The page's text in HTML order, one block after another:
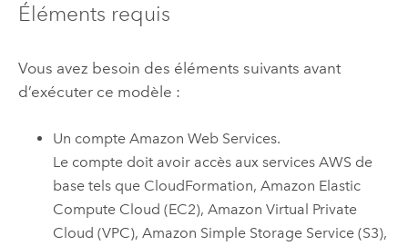
Éléments requis
Vous avez besoin des éléments suivants avant
d’exécuter ce modèle :
Un compteAmazon Web Services.
Le compte doit avoir accès aux servicesAWS de
base tels que CloudFormation,Amazon Elastic
Compute Cloud (EC2),Amazon Virtual Private
Cloud (VPC),Amazon Simple Storage Service (S3),